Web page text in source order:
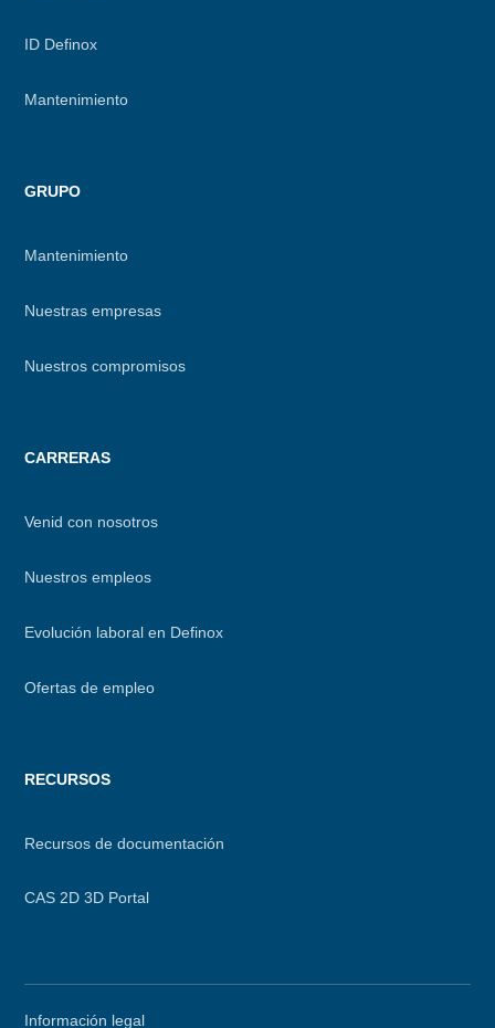
ID Definox
Mantenimiento
GRUPO
Mantenimiento
Nuestras empresas
Nuestros compromisos
CARRERAS
Venid con nosotros
Nuestros empleos
Evolución laboral en Definox
Ofertas de empleo
RECURSOS
Recursos de documentación
CAS 2D 3D Portal
Información legal